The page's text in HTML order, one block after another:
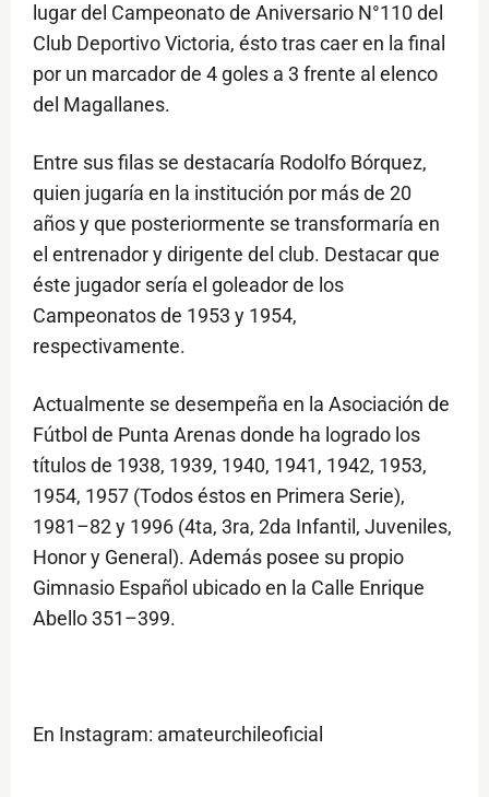
lugar del Campeonato de Aniversario N°110 del
Club Deportivo Victoria, ésto tras caer en la final
por un marcador de 4 goles a 3 frente al elenco
del Magallanes.
Entre sus filas se destacaría Rodolfo Bórquez,
quien jugaría en la institución por más de 20
años y que posteriormente se transformaría en
el entrenador y dirigente del club. Destacar que
éste jugador sería el goleador de los
Campeonatos de 1953 y 1954,
respectivamente.
Actualmente se desempeña en la Asociación de
Fútbol de Punta Arenas donde ha logrado los
títulos de 1938, 1939, 1940, 1941, 1942, 1953,
1954, 1957 (Todos éstos en Primera Serie),
1981–82 y 1996 (4ta, 3ra, 2da Infantil, Juveniles,
Honor y General). Además posee su propio
Gimnasio Español ubicado en la Calle Enrique
Abello 351–399.
En Instagram: amateurchileoficial